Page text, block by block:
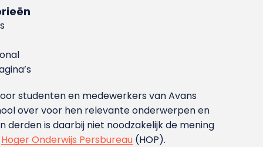
studenten en medewerkers van Avans
over voor hen relevante onderwerpen en
is daarbij niet noodzakelijk de mening
Hoger Onderwijs Persbureau (HOP).